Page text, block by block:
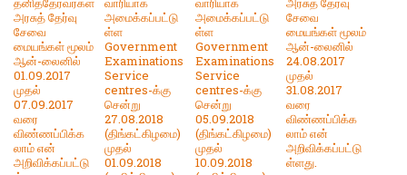
அரசுத் தேர்வு
சேவை
மையங்கள் மூலம்
ஆன்-லைனில்
01.09.2017
முதல்
07.09.2017
வரை
விண்ணப்பிக்க
லாம் என்
அறிவிக்கப்பட்டு
அமைக்கப்பட்டு
ள்ள
Government
Examinations
Service
centres-க்கு
சென்று
27.08.2018
(திங்கட்கிழமை)
முதல்
01.09.2018
அமைக்கப்பட்டு
ள்ள
Government
Examinations
Service
centres-க்கு
சென்று
05.09.2018
(திங்கட்கிழமை)
முதல்
10.09.2018
சேவை
மையங்கள் மூலம்
ஆன்-லைனில்
24.08.2017
முதல்
31.08.2017
வரை
விண்ணப்பிக்க
லாம் என்
அறிவிக்கப்பட்டு
ள்ளது.